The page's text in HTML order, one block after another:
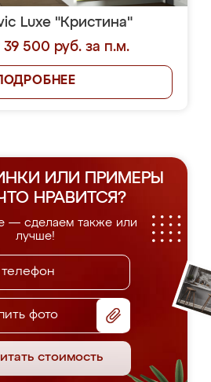
Luxe "Кристина"
39 500 руб. за п.м.
ИЛИ ПРИМЕРЫ
НРАВИТСЯ?
— сделаем также или
лучше!
фото
стоимость